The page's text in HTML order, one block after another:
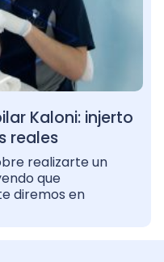
Kaloni: injerto
reales
realizarte un
que
diremos en